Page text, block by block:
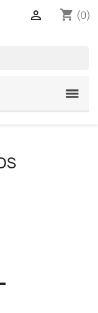
shopping_cart (0)
